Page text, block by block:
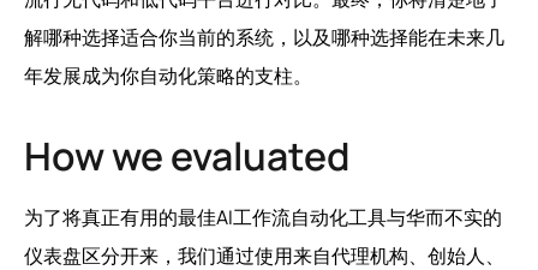
解哪种选择适合你当前的系统，以及哪种选择能在未来几
年发展成为你自动化策略的支柱。
How we evaluated
为了将真正有用的最佳AI工作流自动化工具与华而不实的
仪表盘区分开来，我们通过使用来自代理机构、创始人、